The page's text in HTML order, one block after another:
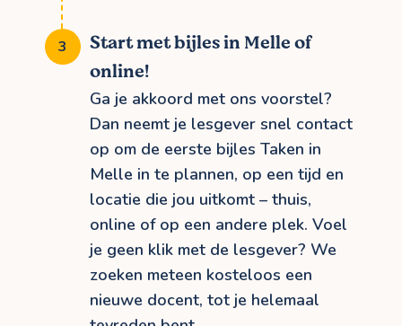
Start met bijles in Melle of
online!
Ga je akkoord met ons voorstel?
Dan neemt je lesgever snel contact
op om de eerste bijles Taken in
Melle in te plannen, op een tijd en
locatie die jou uitkomt – thuis,
online of op een andere plek. Voel
je geen klik met de lesgever? We
zoeken meteen kosteloos een
nieuwe docent, tot je helemaal